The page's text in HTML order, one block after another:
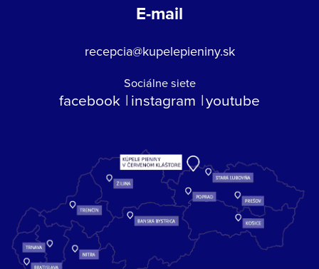
E-mail
recepcia@kupelepieniny.sk
Sociálne siete
facebook instagram youtube